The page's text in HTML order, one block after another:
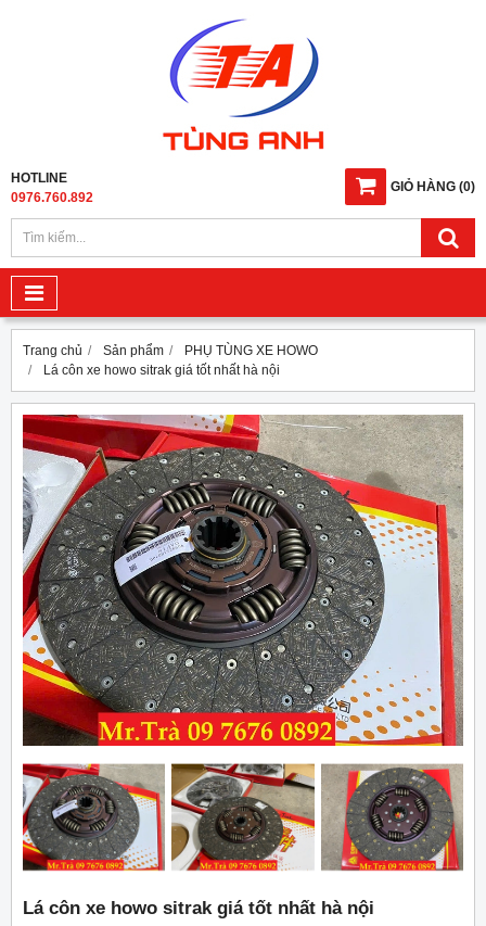
GIỎ HÀNG (0)
HOTLINE
0976.760.892
Trang chủ Sản phẩm
PHỤ TÙNG XE HOWO
Lá côn xe howo sitrak giá tốt nhất hà nội
Lá côn xe howo sitrak giá tốt nhất hà nội